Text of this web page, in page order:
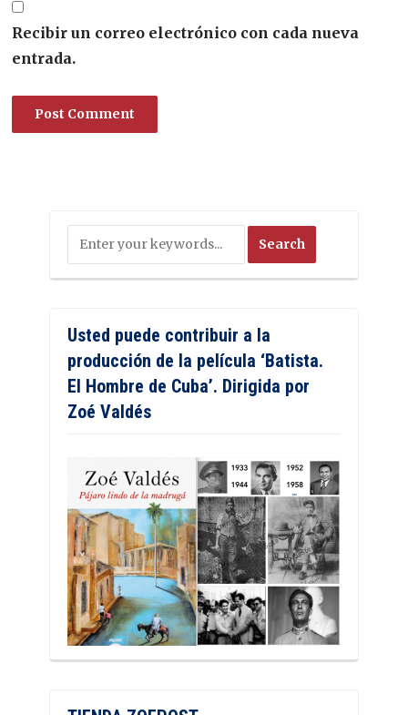
Recibir un correo electrónico con cada nueva
entrada.
Usted puede contribuir a la
producción de la película ‘Batista.
El Hombre de Cuba’. Dirigida por
Zoé Valdés